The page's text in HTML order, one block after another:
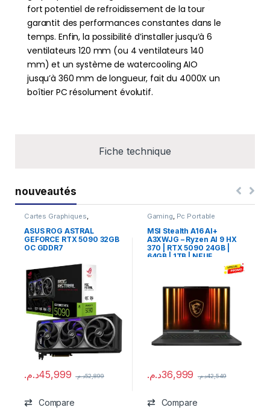
Fiche technique
fort potentiel de refroidissement de la tour
garantit des performances constantes dans le
temps. Enfin, la possibilité d’installer jusqu’à 6
ventilateurs 120 mm (ou 4 ventilateurs 140
mm) et un système de watercooling AIO
jusqu’à 360 mm de longueur, fait du 4000X un
boîtier PC résolument évolutif.
nouveautés
Cartes Graphiques
Composants Gaming
ASUS ROG ASTRAL
GEFORCE RTX 5090 32GB
OC GDDR7
45,999د.م. 52,899د.م.
Compare
Gaming Pc Portable
MSI Stealth A16 AI+
A3XWJG – Ryzen AI 9 HX
370 | RTX 5090 24GB |
64GB | 1TB | NEUF
36,999د.م. 42,549د.م.
Compare